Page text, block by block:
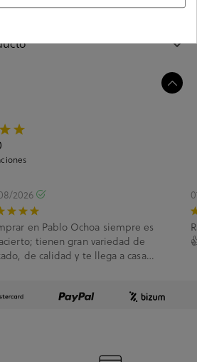
2026
en Pablo Ochoa siempre es
tienen gran variedad de
de calidad y te llega a casa